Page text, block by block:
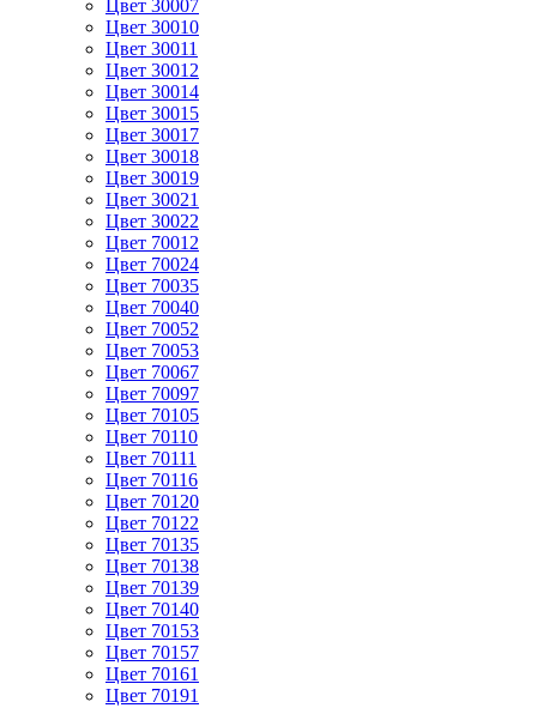
Цвет 30007
Цвет 30010
Цвет 30011
Цвет 30012
Цвет 30014
Цвет 30015
Цвет 30017
Цвет 30018
Цвет 30019
Цвет 30021
Цвет 30022
Цвет 70012
Цвет 70024
Цвет 70035
Цвет 70040
Цвет 70052
Цвет 70053
Цвет 70067
Цвет 70097
Цвет 70105
Цвет 70110
Цвет 70111
Цвет 70116
Цвет 70120
Цвет 70122
Цвет 70135
Цвет 70138
Цвет 70139
Цвет 70140
Цвет 70153
Цвет 70157
Цвет 70161
Цвет 70191